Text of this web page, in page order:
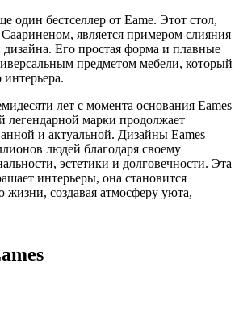
один бестселлер от Eame. Этот стол,
является примером слияния
Его простая форма и плавные
предметом мебели, который
лет с момента основания Eames
легендарной марки продолжает
и актуальной. Дизайны Eames
людей благодаря своему
эстетики и долговечности. Эта
интерьеры, она становится
жизни, создавая атмосферу уюта,